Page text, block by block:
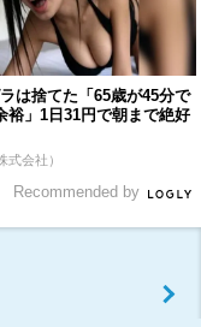
は捨てた「65歳が45分で
裕」1日31円で朝まで絶好
式会社）
Recommended by